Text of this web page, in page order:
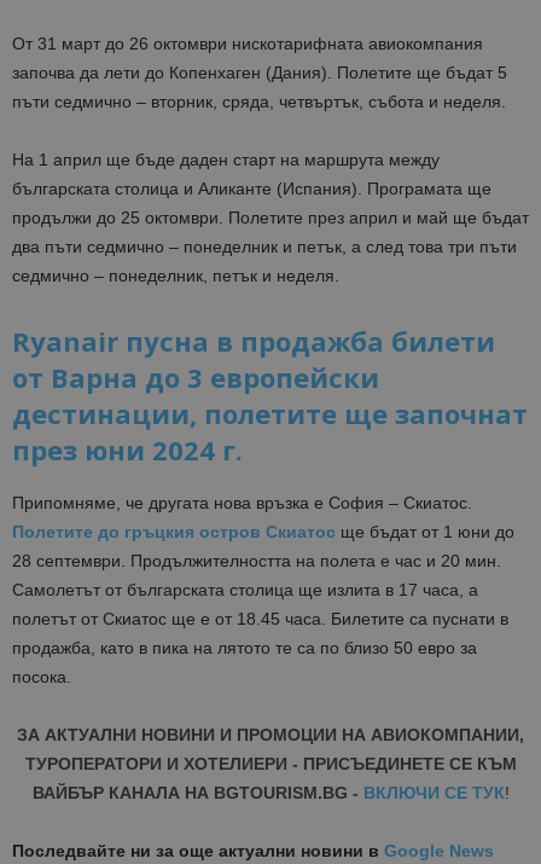
От 31 март до 26 октомври нискотарифната авиокомпания
започва да лети до Копенхаген (Дания). Полетите ще бъдат 5
пъти седмично – вторник, сряда, четвъртък, събота и неделя.
На 1 април ще бъде даден старт на маршрута между
българската столица и Аликанте (Испания). Програмата ще
продължи до 25 октомври. Полетите през април и май ще бъдат
два пъти седмично – понеделник и петък, а след това три пъти
седмично – понеделник, петък и неделя.
Ryanair пусна в продажба билети
от Варна до 3 европейски
дестинации, полетите ще започнат
през юни 2024 г.
Припомняме, че другата нова връзка е София – Скиатос.
Полетите до гръцкия остров Скиатос ще бъдат от 1 юни до
28 септември. Продължителността на полета е час и 20 мин.
Самолетът от българската столица ще излита в 17 часа, а
полетът от Скиатос ще е от 18.45 часа. Билетите са пуснати в
продажба, като в пика на лятото те са по близо 50 евро за
посока.
ЗА АКТУАЛНИ НОВИНИ И ПРОМОЦИИ НА АВИОКОМПАНИИ,
ТУРОПЕРАТОРИ И ХОТЕЛИЕРИ - ПРИСЪЕДИНЕТЕ СЕ КЪМ
ВАЙБЪР КАНАЛА НА BGTOURISM.BG - ВКЛЮЧИ СЕ ТУК!
Последвайте ни за още актуални новини в Google News